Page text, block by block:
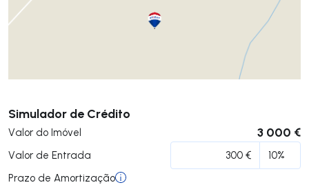
Simulador de Crédito
Valor do Imóvel 3 000 €
Valor de Entrada
Prazo de Amortização
Submeter